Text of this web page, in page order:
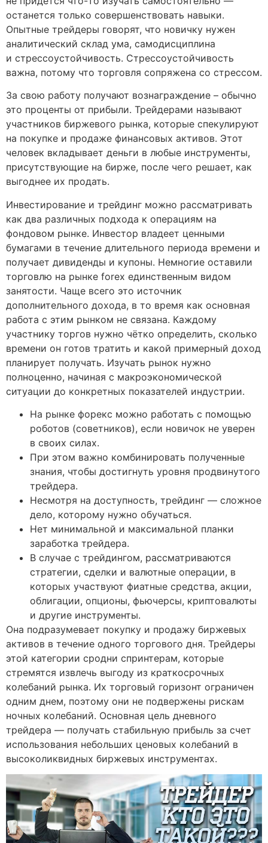
останется только совершенствовать навыки.
Опытные трейдеры говорят, что новичку нужен
аналитический склад ума, самодисциплина
и стрессоустойчивость. Стрессоустойчивость
важна, потому что торговля сопряжена со стрессом.
За свою работу получают вознаграждение – обычно
это проценты от прибыли. Трейдерами называют
участников биржевого рынка, которые спекулируют
на покупке и продаже финансовых активов. Этот
человек вкладывает деньги в любые инструменты,
присутствующие на бирже, после чего решает, как
выгоднее их продать.
Инвестирование и трейдинг можно рассматривать
как два различных подхода к операциям на
фондовом рынке. Инвестор владеет ценными
бумагами в течение длительного периода времени и
получает дивиденды и купоны. Немногие оставили
торговлю на рынке forex единственным видом
занятости. Чаще всего это источник
дополнительного дохода, в то время как основная
работа с этим рынком не связана. Каждому
участнику торгов нужно чётко определить, сколько
времени он готов тратить и какой примерный доход
планирует получать. Изучать рынок нужно
полноценно, начиная с макроэкономической
ситуации до конкретных показателей индустрии.
На рынке форекс можно работать с помощью
роботов (советников), если новичок не уверен
в своих силах.
При этом важно комбинировать полученные
знания, чтобы достигнуть уровня продвинутого
трейдера.
Несмотря на доступность, трейдинг — сложное
дело, которому нужно обучаться.
Нет минимальной и максимальной планки
заработка трейдера.
В случае с трейдингом, рассматриваются
стратегии, сделки и валютные операции, в
которых участвуют фиатные средства, акции,
облигации, опционы, фьючерсы, криптовалюты
и другие инструменты.
Она подразумевает покупку и продажу биржевых
активов в течение одного торгового дня. Трейдеры
этой категории сродни спринтерам, которые
стремятся извлечь выгоду из краткосрочных
колебаний рынка. Их торговый горизонт ограничен
одним днем, поэтому они не подвержены рискам
ночных колебаний. Основная цель дневного
трейдера — получать стабильную прибыль за счет
использования небольших ценовых колебаний в
высоколиквидных биржевых инструментах.